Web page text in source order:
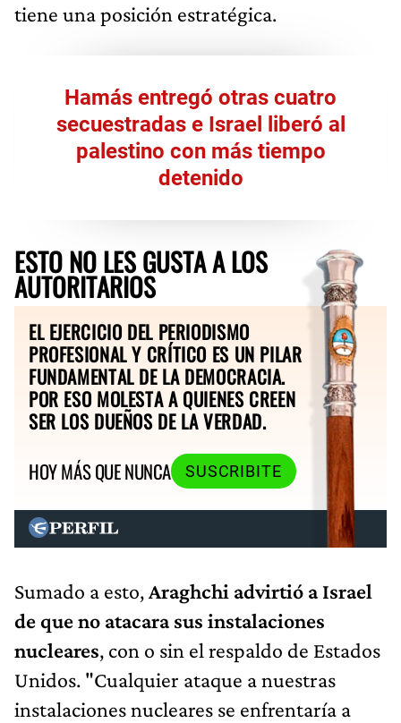
tiene una posición estratégica.
Hamás entregó otras cuatro
secuestradas e Israel liberó al
palestino con más tiempo
detenido
ESTO NO LES GUSTA A LOS
AUTORITARIOS
EL EJERCICIO DEL PERIODISMO
PROFESIONAL Y CRÍTICO ES UN PILAR
FUNDAMENTAL DE LA DEMOCRACIA.
POR ESO MOLESTA A QUIENES CREEN
SER LOS DUEÑOS DE LA VERDAD.
HOY MÁS QUE NUNCA
SUSCRIBITE
Sumado a esto,Araghchi advirtió a Israel
de que no atacara sus instalaciones
nucleares, con o sin el respaldo de Estados
Unidos. "Cualquier ataque a nuestras
instalaciones nucleares se enfrentaría a